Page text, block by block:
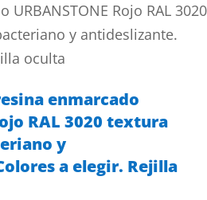
Rojo RAL 3020
y antideslizante.
oculta
enmarcado
RAL 3020 textura
y
a elegir. Rejilla